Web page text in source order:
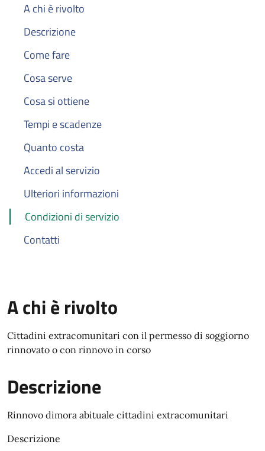
A chi è rivolto
Descrizione
Come fare
Cosa serve
Cosa si ottiene
Tempi e scadenze
Quanto costa
Accedi al servizio
Ulteriori informazioni
Condizioni di servizio
Contatti
A chi è rivolto
Cittadini extracomunitari con il permesso di soggiorno
rinnovato o con rinnovo in corso
Descrizione
Rinnovo dimora abituale cittadini extracomunitari
Descrizione